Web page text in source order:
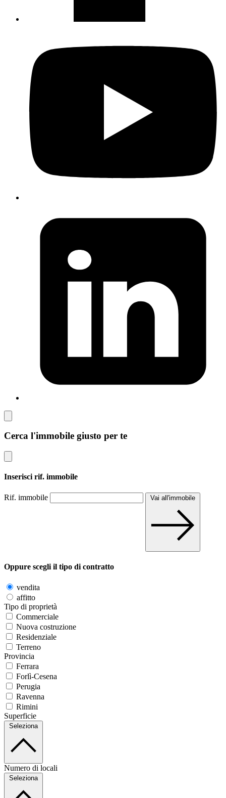
Cerca l'immobile giusto per te
Inserisci rif. immobile
Rif. immobile Vai all'immobile
Oppure scegli il tipo di contratto
vendita
affitto
Tipo di proprietà
Commerciale
Nuova costruzione
Residenziale
Terreno
Provincia
Ferrara
Forlì-Cesena
Perugia
Ravenna
Rimini
Superficie
Seleziona
Numero di locali
Seleziona